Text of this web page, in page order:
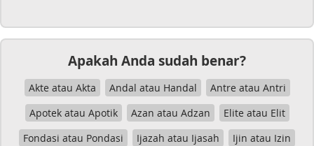
Apakah Anda sudah benar?
Akte atau Akta Andal atau Handal
Antre atau Antri
Apotek atau Apotik
Azan atau Adzan
Elite atau Elit
Fondasi atau Pondasi
Ijazah atau Ijasah
Ijin atau Izin